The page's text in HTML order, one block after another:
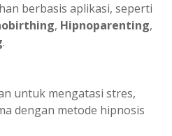
berbasis aplikasi, seperti
, Hipnoparenting,
.
untuk mengatasi stres,
dengan metode hipnosis